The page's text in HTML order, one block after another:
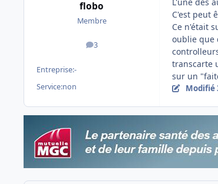
flobo
Membre
3
messages
Entreprise:-
Service:non
C'est peut
Ce n'était
oublie que
transcarte
sur un
Modifié